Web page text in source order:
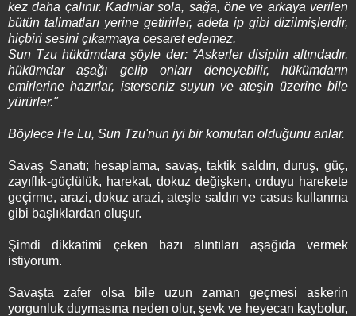
kez daha çalınır. Kadınlar sola, sağa, öne ve arkaya verilen
bütün talimatları yerine getirirler, adeta ip gibi dizilmişlerdir,
hiçbiri sesini çıkarmaya cesaret edemez.
Sun Tzu hükümdara şöyle der: “Askerler disiplin altındadır,
hükümdar aşağı gelip onları deneyebilir, hükümdarın
emirlerine hazırlar, isterseniz suyun ve ateşin üzerine bile
yürürler."
Böylece He Lu, Sun Tzu'nun iyi bir komutan olduğunu anlar.
Savaş Sanatı; hesaplama, savaş, taktik saldırı, duruş, güç,
zayıflık-güçlülük, harekat, dokuz değişken, orduyu harekete
geçirme, arazi, dokuz arazi, ateşle saldırı ve casus kullanma
gibi başlıklardan oluşur.
Şimdi dikkatimi çeken bazı alıntıları aşağıda vermek
istiyorum.
Savaşta zafer olsa bile uzun zaman geçmesi askerin
yorgunluk duymasına neden olur, şevk ve heyecan kaybolur,